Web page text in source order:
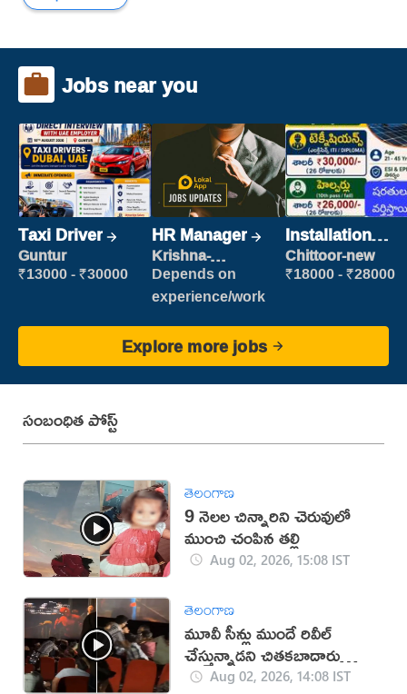
Jobs near you
Taxi Driver
Guntur
₹13000 - ₹30000
HR Manager
Krishna-
vijayawada
Depends on
experience/work
Installation
Engineer/
Helper
Chittoor-new
₹18000 - ₹28000
Explore more jobs
సంబంధిత పోస్ట్
తెలంగాణ
9 నెలల చిన్నారిని చెరువులో
ముంచి చంపిన తల్లి
Aug 02, 2026, 15:08 IST
తెలంగాణ
మూవీ సీన్లు ముందే రివీల్
చేస్తున్నాడని చితకబాదారు
(వీడియో)
Aug 02, 2026, 14:08 IST